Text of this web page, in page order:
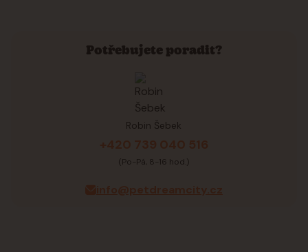
Potřebujete poradit?
Robin Šebek
+420 739 040 516
(Po-Pá, 8-16 hod.)
info@petdreamcity.cz